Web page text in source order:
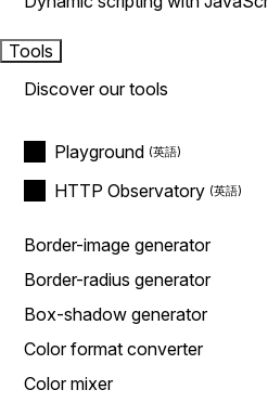
Tools
Discover our tools
Playground
HTTP Observatory
Border-image generator
Border-radius generator
Box-shadow generator
Color format converter
Color mixer